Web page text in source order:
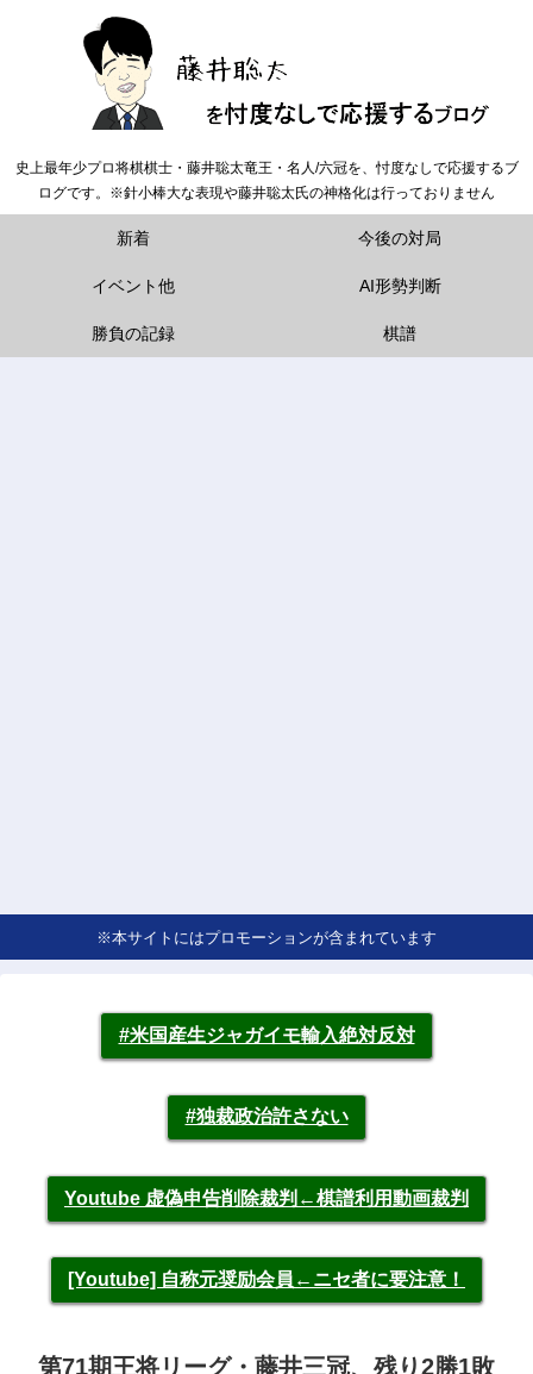
史上最年少プロ将棋棋士・藤井聡太竜王・名人/六冠を、忖度なしで応援するブ
ログです。※針小棒大な表現や藤井聡太氏の神格化は行っておりません
新着 今後の対局
イベント他 AI形勢判断
勝負の記録 棋譜
※本サイトにはプロモーションが含まれています
#米国産生ジャガイモ輸入絶対反対
#独裁政治許さない
Youtube 虚偽申告削除裁判←棋譜利用動画裁判
[Youtube] 自称元奨励会員←ニセ者に要注意！
第71期王将リーグ・藤井三冠、残り2勝1敗